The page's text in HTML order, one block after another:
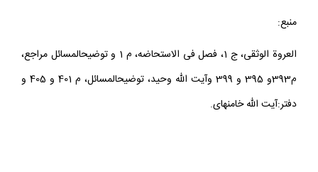
منبع:
العروة الوثقى، ج 1، فصل فى الاستحاضه، م 1 و توضيح‏المسائل مراجع،
م393و 395 و 399 وآيت الله وحيد، توضيح‏المسائل، م 401 و 405 و
دفتر:آيت الله خامنه‏اى.